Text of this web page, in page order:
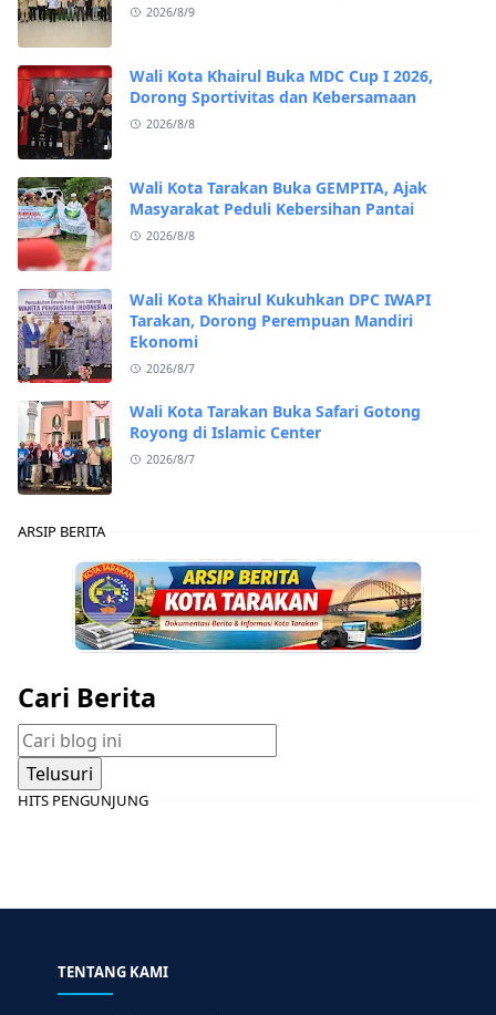
2026/8/9
Wali Kota Khairul Buka MDC Cup I 2026,
Dorong Sportivitas dan Kebersamaan
2026/8/8
Wali Kota Tarakan Buka GEMPITA, Ajak
Masyarakat Peduli Kebersihan Pantai
2026/8/8
Wali Kota Khairul Kukuhkan DPC IWAPI
Tarakan, Dorong Perempuan Mandiri
Ekonomi
2026/8/7
Wali Kota Tarakan Buka Safari Gotong
Royong di Islamic Center
2026/8/7
ARSIP BERITA
Cari Berita
HITS PENGUNJUNG
TENTANG KAMI